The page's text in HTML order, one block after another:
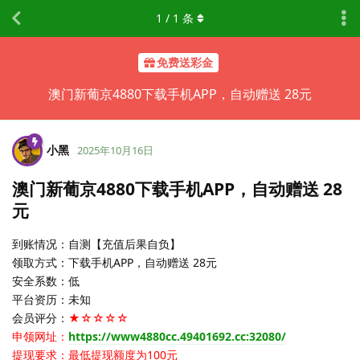
免费送彩金
澳门新葡京4880下载手机APP，自动赠送 28元
1 / 1 条
小黑 2025年10月16日
澳门新葡京4880下载手机APP，自动赠送 28
元
到账情况：自测【充值后果自负】
领取方式：下载手机APP，自动赠送 28元
安全系数：低
平台资历：未知
会员评分： ★☆☆☆☆
申领网址： https://www4880cc.49401692.cc:32080/
提现要求：最低提现额度为100元